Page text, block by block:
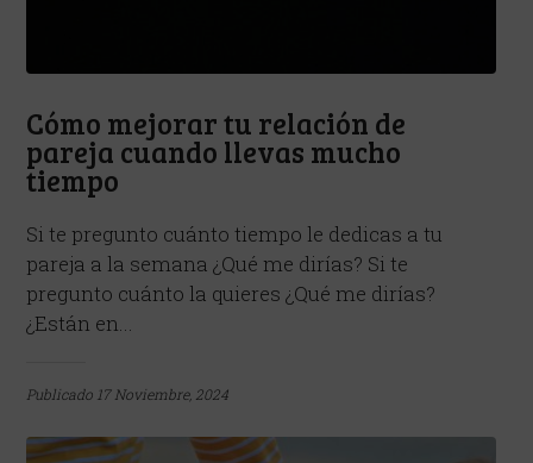
Cómo mejorar tu relación de
pareja cuando llevas mucho
tiempo
Si te pregunto cuánto tiempo le dedicas a tu
pareja a la semana ¿Qué me dirías? Si te
pregunto cuánto la quieres ¿Qué me dirías?
¿Están en...
Publicado 17 Noviembre, 2024